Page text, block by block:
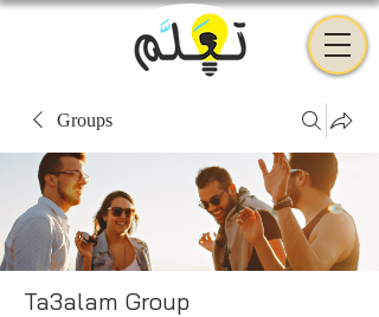
Groups
Ta3alam Group